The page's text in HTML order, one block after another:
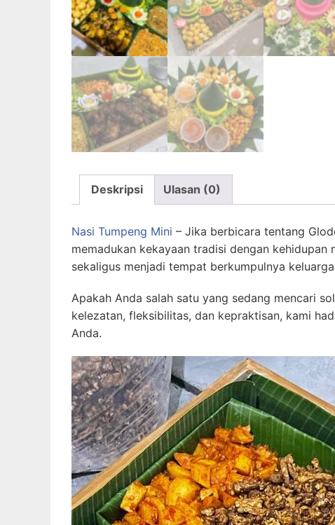
Deskripsi Ulasan (0)
Nasi Tumpeng Mini – Jika berbicara tentang
memadukan kekayaan tradisi dengan
sekaligus menjadi tempat berkumpulnya
Apakah Anda salah satu yang sedang mencari
kelezatan, fleksibilitas, dan kepraktisan, kami
Anda.